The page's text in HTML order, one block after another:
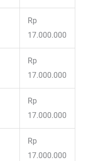
Rp
17.000.000
Rp
17.000.000
Rp
17.000.000
Rp
17.000.000